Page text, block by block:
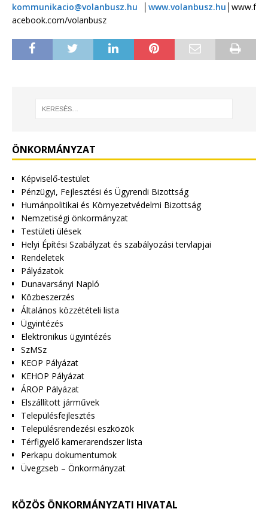
kommunikacio@volanbusz.hu www.volanbusz.hu │www.f
acebook.com/volanbusz
ÖNKORMÁNYZAT
Képviselő-testület
Pénzügyi, Fejlesztési és Ügyrendi Bizottság
Humánpolitikai és Környezetvédelmi Bizottság
Nemzetiségi önkormányzat
Testületi ülések
Helyi Építési Szabályzat és szabályozási tervlapjai
Rendeletek
Pályázatok
Dunavarsányi Napló
Közbeszerzés
Általános közzétételi lista
Ügyintézés
Elektronikus ügyintézés
SzMSz
KEOP Pályázat
KEHOP Pályázat
ÁROP Pályázat
Elszállított járművek
Településfejlesztés
Településrendezési eszközök
Térfigyelő kamerarendszer lista
Perkapu dokumentumok
Üvegzseb – Önkormányzat
KÖZÖS ÖNKORMÁNYZATI HIVATAL